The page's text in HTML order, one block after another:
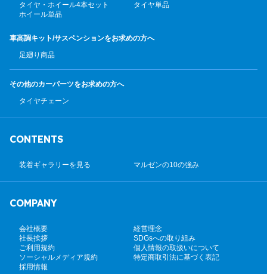
タイヤ・ホイール4本セット
タイヤ単品
ホイール単品
車高調キット/サスペンションをお求めの方へ
足廻り商品
その他のカーパーツをお求めの方へ
タイヤチェーン
CONTENTS
装着ギャラリーを見る マルゼンの10の強み
COMPANY
会社概要
経営理念
社長挨拶
SDGsへの取り組み
ご利用規約
個人情報の取扱いについて
ソーシャルメディア規約
特定商取引法に基づく表記
採用情報